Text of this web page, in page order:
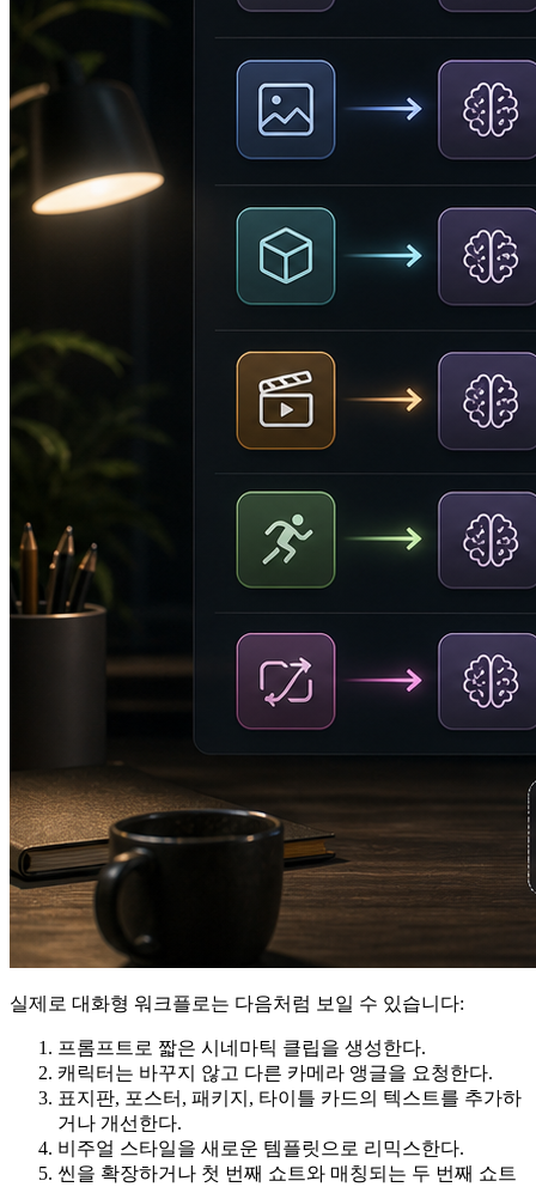
실제로 대화형 워크플로는 다음처럼 보일 수 있습니다:
프롬프트로 짧은 시네마틱 클립을 생성한다.
캐릭터는 바꾸지 않고 다른 카메라 앵글을 요청한다.
표지판, 포스터, 패키지, 타이틀 카드의 텍스트를 추가하
거나 개선한다.
비주얼 스타일을 새로운 템플릿으로 리믹스한다.
씬을 확장하거나 첫 번째 쇼트와 매칭되는 두 번째 쇼트